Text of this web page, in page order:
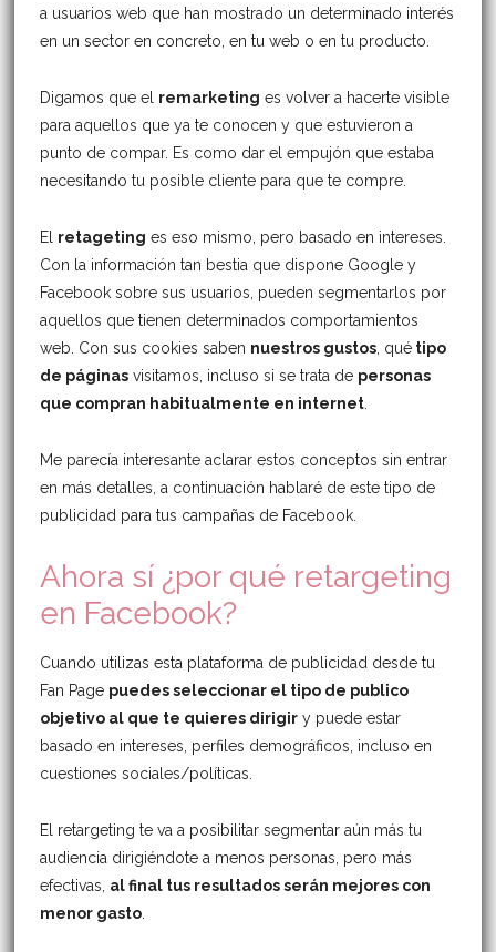
a usuarios web que han mostrado un determinado interés
en un sector en concreto, en tu web o en tu producto.
Digamos que el remarketing es volver a hacerte visible
para aquellos que ya te conocen y que estuvieron a
punto de compar. Es como dar el empujón que estaba
necesitando tu posible cliente para que te compre.
El retageting es eso mismo, pero basado en intereses.
Con la información tan bestia que dispone Google y
Facebook sobre sus usuarios, pueden segmentarlos por
aquellos que tienen determinados comportamientos
web. Con sus cookies saben nuestros gustos, quétipo
de páginasvisitamos, incluso si se trata de personas
que compran habitualmente en internet.
Me parecía interesante aclarar estos conceptos sin entrar
en más detalles, a continuación hablaré de este tipo de
publicidad para tus campañas de Facebook.
Ahora sí ¿por qué retargeting
en Facebook?
Cuando utilizas esta plataforma de publicidad desde tu
Fan Page puedes seleccionar el tipo de publico
objetivo al que te quieres dirigiry puede estar
basado en intereses, perfiles demográficos, incluso en
cuestiones sociales/políticas.
El retargeting te va a posibilitar segmentar aún más tu
audiencia dirigiéndote a menos personas, pero más
efectivas, al final tus resultados serán mejores con
menor gasto.